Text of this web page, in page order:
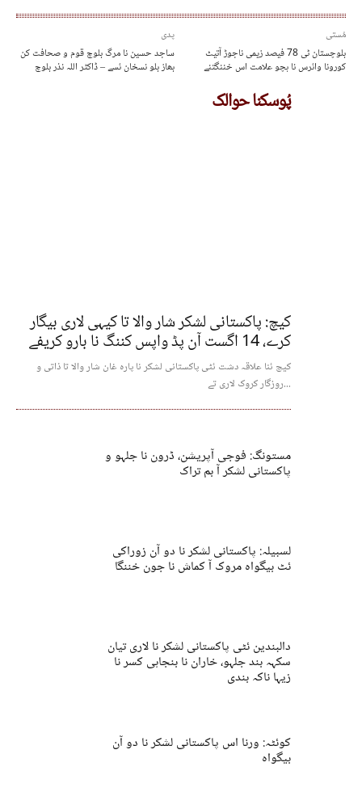
پدی
ساجد حسین نا مرگ بلوچ قوم و صحافت کن
بھاز بلو نسخان ئسے – ڈاکٹر اللہ نذر بلوچ
مُستی
بلوچستان ٹی 78 فیصد زیمی ناجوڑ آتیٹ
کورونا وائرس نا ہچو علامت اس خننگتنے
پُوسکنا حوالک
کیچ: پاکستانی لشکر شار والا تا کیہی لاری بیگار
کرے، 14 اگست آن پڈ واپس کننگ نا بارو کریفے
کیچ ئنا علاقہ دشت ئٹی پاکستانی لشکر نا پارہ غان شار والا تا ذاتی و
روزگار کروک لاری تے...
مستونگ: فوجی آپریشن، ڈرون نا جلہو و
پاکستانی لشکر آ بم تراک
لسبیلہ: پاکستانی لشکر نا دو آن زوراکی
ئٹ بیگواہ مروک آ کماش نا جون خننگا
دالبندین ئٹی پاکستانی لشکر نا لاری تیان
سکہہ بند جلہو، خاران نا بنجاہی کسر نا
زیہا ناکہ بندی
کوئٹہ: ورنا اس پاکستانی لشکر نا دو آن
بیگواہ